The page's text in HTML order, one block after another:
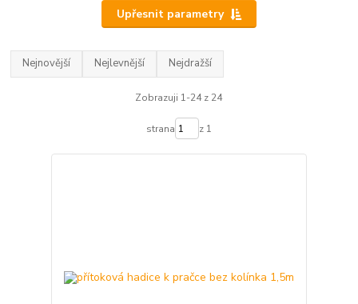
Upřesnit parametry
Nejnovější Nejlevnější Nejdražší
Zobrazuji 1-24 z 24
strana z 1